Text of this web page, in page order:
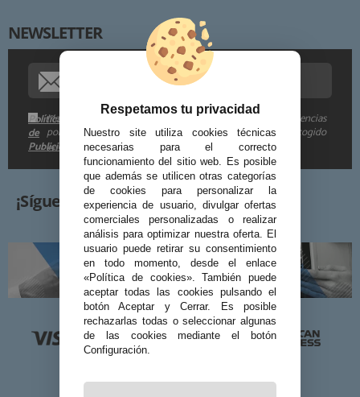
NEWSLETTER
Me gustaría recibir descuentos exclusivos, novedades y tendencias
por e-mail. Puedo darme de baja cuando quiera según lo recogido
en la
Política
de
Publicidad
Procedencia de los datos:
Información adicional:
¡Síguenos!
Respetamos tu privacidad
Nuestro site utiliza cookies técnicas
necesarias para el correcto
funcionamiento del sitio web. Es posible
que además se utilicen otras categorías
de cookies para personalizar la
experiencia de usuario, divulgar ofertas
comerciales personalizadas o realizar
análisis para optimizar nuestra oferta. El
usuario puede retirar su consentimiento
en todo momento, desde el enlace
«Política de cookies». También puede
aceptar todas las cookies pulsando el
botón Aceptar y Cerrar. Es posible
rechazarlas todas o seleccionar algunas
de las cookies mediante el botón
Configuración.